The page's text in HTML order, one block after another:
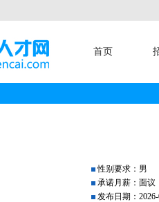
首页
性别要求：男
承诺月薪：面议
发布日期：